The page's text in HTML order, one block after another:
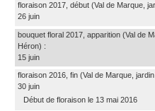
floraison 2017, début (Val de Marque,
26 juin
bouquet floral 2017, apparition (Val de
Héron) :
15 juin
floraison 2016, fin (Val de Marque,
30 juin
Début de floraison le 13 mai 2016